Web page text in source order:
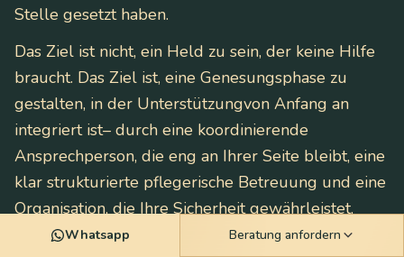
Stelle gesetzt haben.
Das Ziel ist nicht, ein Held zu sein, der keine Hilfe
braucht. Das Ziel ist, eine Genesungsphase zu
gestalten, in der Unterstützungvon Anfang an
integriert ist– durch eine koordinierende
Ansprechperson, die eng an Ihrer Seite bleibt, eine
klar strukturierte pflegerische Betreuung und eine
Organisation, die Ihre Sicherheit gewährleistet,
während Ihre einzige Aufgabe darin besteht, zu
Whatsapp Beratung anfordern